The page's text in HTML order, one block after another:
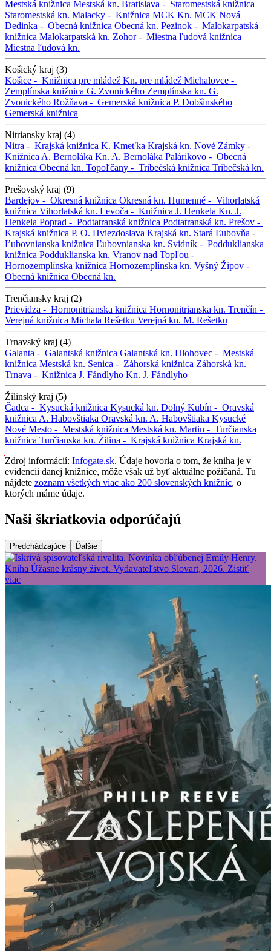
Mestská knižnica Mestská kn. Bratislava - Staromestská knižnica
Staromestská kn. Malacky - Knižnica MCK Kn. MCK Nová
Dedinka - Obecná knižnica Obecná kn. Pezinok - Malokarpatská
knižnica Malokarpatská kn. Zohor - Miestna ľudová knižnica
Miestna ľudová kn.
Košický kraj (3)
Košice - Knižnica pre mládež Kn. pre mládež Michalovce -
Zemplínska knižnica G. Zvonického Zemplínska kn. G.
Zvonického Rožňava - Gemerská knižnica P. Dobšinského
Gemerská knižnica
Nitriansky kraj (4)
Nitra - Krajská knižnica K. Kmeťka Krajská kn. Nové Zámky -
Knižnica A. Bernoláka Kn. A. Bernoláka Palárikovo - Obecná
knižnica Obecná kn. Topoľčany - Tribečská knižnica Tribečská kn.
Prešovský kraj (9)
Bardejov - Okresná knižnica Okresná kn. Humenné - Vihorlatská
knižnica Vihorlatská kn. Levoča - Knižnica J. Henkela Kn. J.
Henkela Poprad - Podtatranská knižnica Podtatranská kn. Prešov -
Krajská knižnica P. O. Hviezdoslava Krajská kn. Stará Ľubovňa -
Ľubovnianska knižnica Ľubovnianska kn. Svidník - Podduklianska
knižnica Podduklianska kn. Vranov nad Topľou -
Hornozemplínska knižnica Hornozemplínska kn. Vyšný Žipov -
Obecná knižnica Obecná kn.
Trenčiansky kraj (2)
Prievidza - Hornonitrianska knižnica Hornonitrianska kn. Trenčín -
Verejná knižnica Michala Rešetku Verejná kn. M. Rešetku
Trnavský kraj (4)
Galanta - Galantská knižnica Galantská kn. Hlohovec - Mestská
knižnica Mestská kn. Senica - Záhorská knižnica Záhorská kn.
Trnava - Knižnica J. Fándlyho Kn. J. Fándlyho
Žilinský kraj (5)
Čadca - Kysucká knižnica Kysucká kn. Dolný Kubín - Oravská
knižnica A. Habovštiaka Oravská kn. A. Habovštiaka Kysucké
Nové Mesto - Mestská knižnica Mestská kn. Martin - Turčianska
knižnica Turčianska kn. Žilina - Krajská knižnica Krajská kn.
Zdroj informácií: Infogate.sk. Údaje hovoria o tom, že kniha je v
evidencii danej knižnice, môže však už byť aktuálne požičaná. Tu
nájdete zoznam všetkých viac ako 200 slovenských knižníc, o
ktorých máme údaje.
Naši škriatkovia odporúčajú
Predchádzajúce Ďalšie